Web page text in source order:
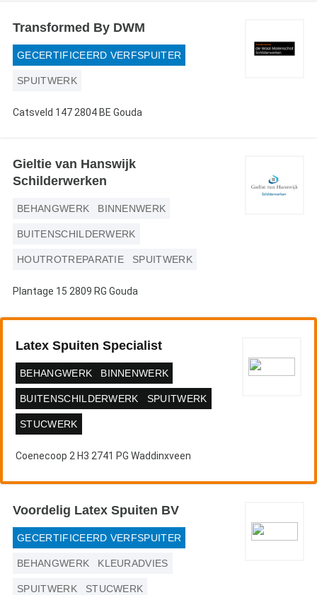
Contact
Magazines
Transformed By DWM
GECERTIFICEERD VERFSPUITER
SPUITWERK
Catsveld 147 2804 BE Gouda
Gieltie van Hanswijk
Schilderwerken
BEHANGWERK BINNENWERK
BUITENSCHILDERWERK
HOUTROTREPARATIE SPUITWERK
Plantage 15 2809 RG Gouda
Latex Spuiten Specialist
BEHANGWERK BINNENWERK
BUITENSCHILDERWERK SPUITWERK
STUCWERK
Coenecoop 2 H3 2741 PG Waddinxveen
Voordelig Latex Spuiten BV
GECERTIFICEERD VERFSPUITER
BEHANGWERK KLEURADVIES
SPUITWERK STUCWERK